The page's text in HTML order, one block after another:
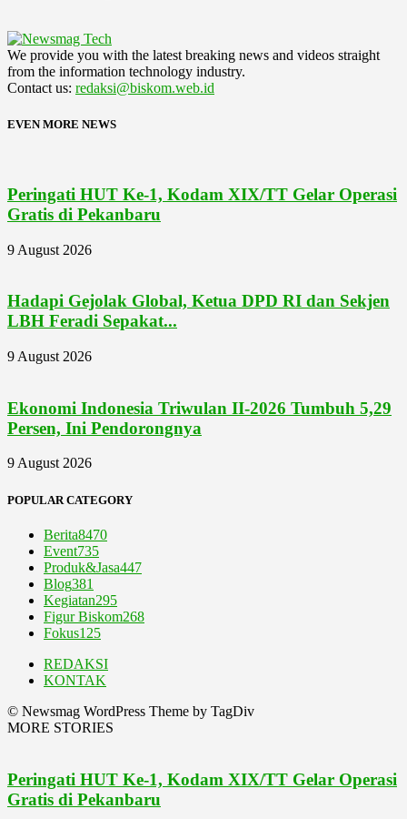
We provide you with the latest breaking news and videos straight
from the information technology industry.
Contact us: redaksi@biskom.web.id
EVEN MORE NEWS
Peringati HUT Ke-1, Kodam XIX/TT Gelar Operasi
Gratis di Pekanbaru
9 August 2026
Hadapi Gejolak Global, Ketua DPD RI dan Sekjen
LBH Feradi Sepakat...
9 August 2026
Ekonomi Indonesia Triwulan II-2026 Tumbuh 5,29
Persen, Ini Pendorongnya
9 August 2026
POPULAR CATEGORY
Berita8470
Event735
Produk&Jasa447
Blog381
Kegiatan295
Figur Biskom268
Fokus125
REDAKSI
KONTAK
© Newsmag WordPress Theme by TagDiv
MORE STORIES
Peringati HUT Ke-1, Kodam XIX/TT Gelar Operasi
Gratis di Pekanbaru